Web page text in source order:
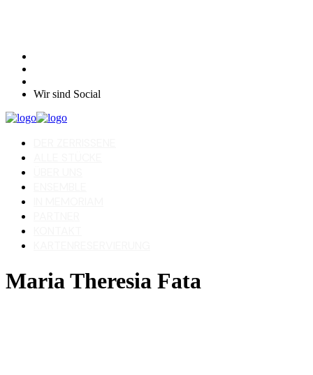
Wir sind Social
Maria Theresia Fata